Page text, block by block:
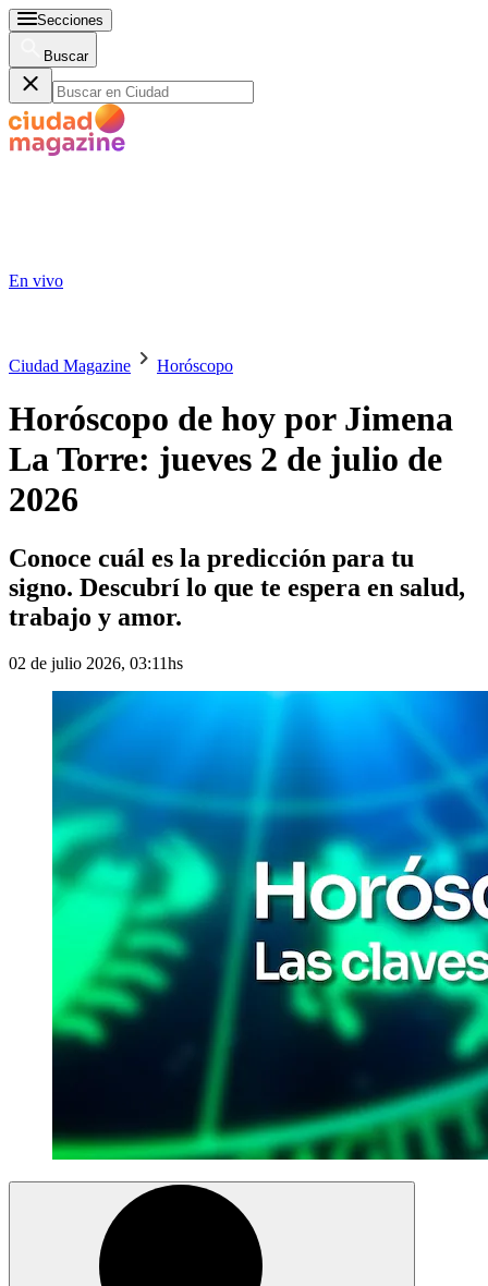
Secciones
Buscar
En vivo
Ciudad Magazine Horóscopo
Horóscopo de hoy por Jimena
La Torre: jueves 2 de julio de
2026
Conoce cuál es la predicción para tu
signo. Descubrí lo que te espera en salud,
trabajo y amor.
02 de julio 2026, 03:11hs